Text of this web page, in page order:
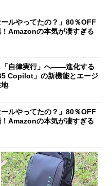
た
ールやってたの？」80％OFF
Amazonの本気が凄すぎる
「自律実行」へ――進化する
Copilot」の新機能とエージ
ールやってたの？」80％OFF
！Amazonの本気が凄すぎる